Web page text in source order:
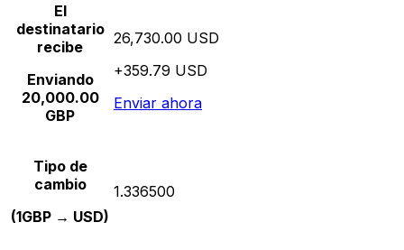
El
destinatario
recibe
Enviando
20,000.00
GBP
26,730.00 USD
+359.79 USD
Enviar ahora
Tipo de
cambio
(1GBP → USD)
1.336500